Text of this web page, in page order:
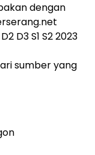
dengan
D3 S1 S2 2023
sumber yang